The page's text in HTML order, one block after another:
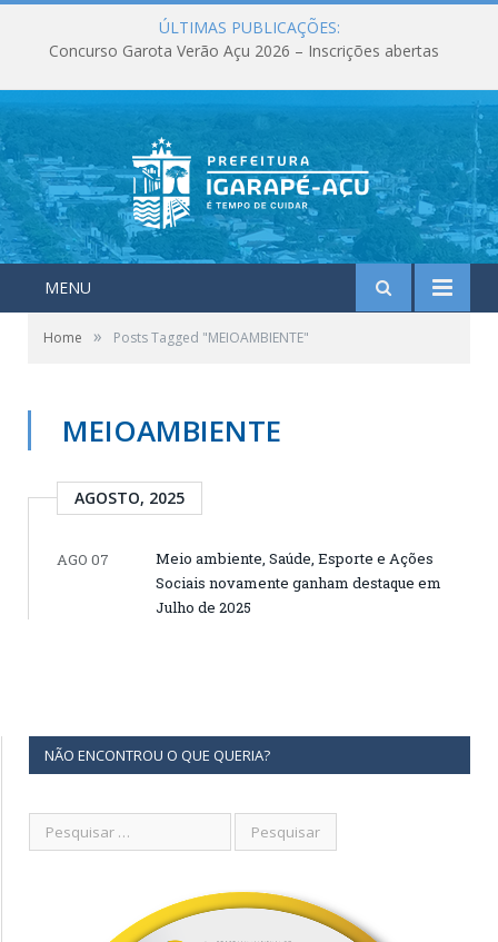
ÚLTIMAS PUBLICAÇÕES:
Concurso Garota Verão Açu 2026 – Inscrições abertas
MENU
Home » Posts Tagged "MEIOAMBIENTE"
MEIOAMBIENTE
AGOSTO, 2025
AGO 07
Meio ambiente, Saúde, Esporte e Ações
Sociais novamente ganham destaque em
Julho de 2025
NÃO ENCONTROU O QUE QUERIA?